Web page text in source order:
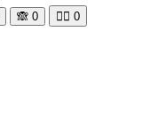
🙈 0 🧘‍♀️ 0